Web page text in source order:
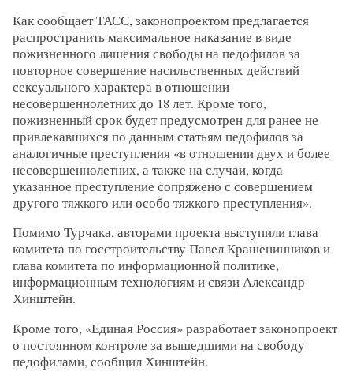
Как сообщает ТАСС, законопроектом предлагается
распространить максимальное наказание в виде
пожизненного лишения свободы на педофилов за
повторное совершение насильственных действий
сексуального характера в отношении
несовершеннолетних до 18 лет. Кроме того,
пожизненный срок будет предусмотрен для ранее не
привлекавшихся по данным статьям педофилов за
аналогичные преступления «в отношении двух и более
несовершеннолетних, а также на случаи, когда
указанное преступление сопряжено с совершением
другого тяжкого или особо тяжкого преступления».
Помимо Турчака, авторами проекта выступили глава
комитета по госстроительству Павел Крашенинников и
глава комитета по информационной политике,
информационным технологиям и связи Александр
Хинштейн.
Кроме того, «Единая Россия» разработает законопроект
о постоянном контроле за вышедшими на свободу
педофилами, сообщил Хинштейн.